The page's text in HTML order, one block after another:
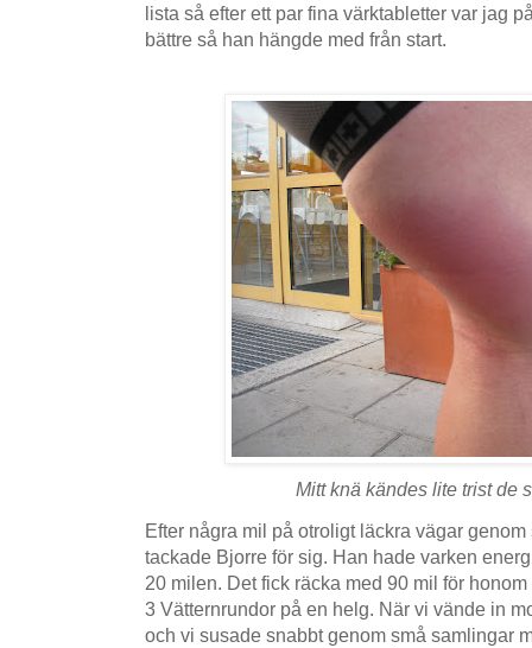
lista så efter ett par fina värktabletter var jag
bättre så han hängde med från start.
Mitt knä kändes lite trist de
Efter några mil på otroligt läckra vägar
tackade Bjorre för sig. Han hade varken
20 milen. Det fick räcka med 90 mil för
3 Vätternrundor på en helg. När vi vände in
och vi susade snabbt genom små samlingar